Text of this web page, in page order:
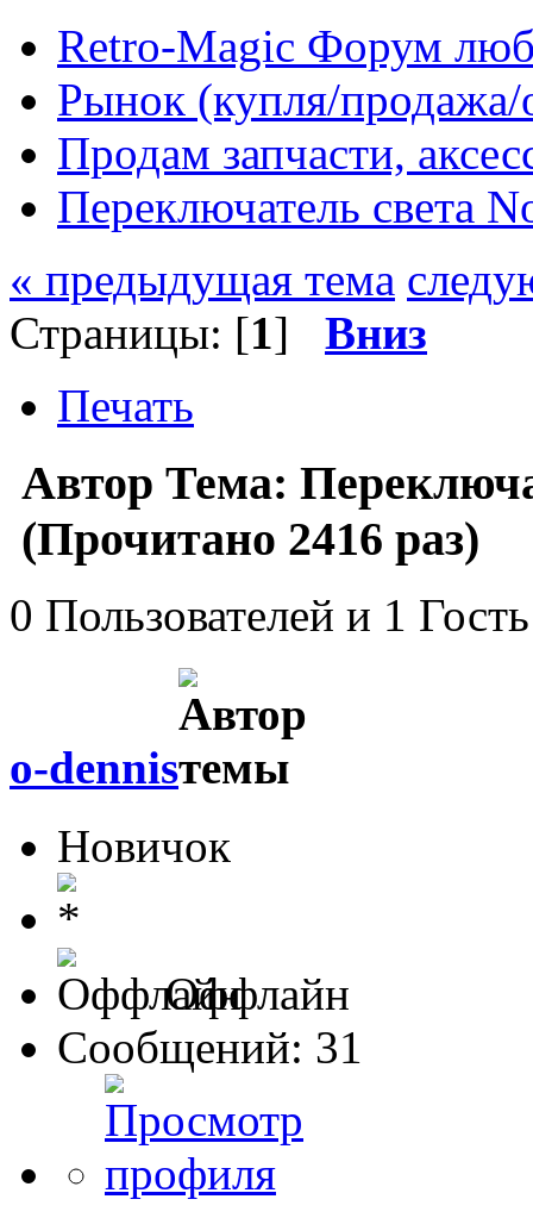
Retro-Magic Форум
Рынок (купля/продажа/
Продам запчасти,
Переключатель света
« предыдущая тема
Страницы: [1] Вниз
Печать
Автор Тема:
(Прочитано 2416 раз)
0 Пользователей и 1
o-dennis
Новичок
Оффлайн
Сообщений: 31